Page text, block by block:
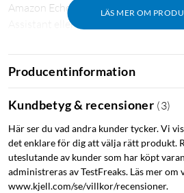
LÄS MER OM
Amazon Echo, Apple HomeKit (via
Assistant eller Microsoft Cortana (via
För full funktionalitet som
röststyrning i mobilen, wake up-light,
styrning av flera rum, och
krävs Philips Hue-brygga(50840).
Specifikationer
Effekt: 4,2 W (motsvarar 35–40 W)
Färgtemperatur: 2700 K
Producentinformation
Kundbetyg & recensioner (3)
Här ser du vad andra kunder tycker. Vi
det enklare för dig att välja rätt produkt.
uteslutande av kunder som har köpt
administreras av TestFreaks. Läs mer
www.kjell.com/se/villkor/recensioner.